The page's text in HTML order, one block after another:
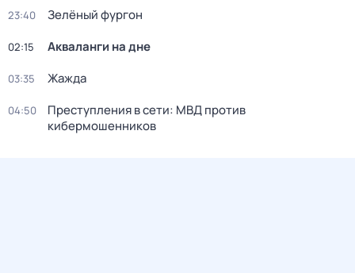
23:40 Зелёный фургон
02:15 Акваланги на дне
03:35 Жажда
04:50
Прeступления в сети: МВД пpотив
кибермошенников